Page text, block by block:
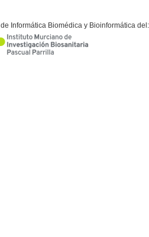
Informática Biomédica y Bioinformática del: